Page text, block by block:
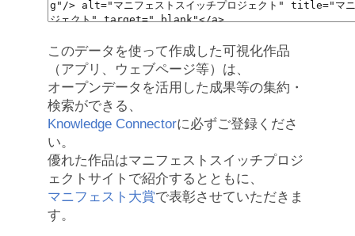
このデータを使って作成した可視化作品
（アプリ、ウェブページ等）は、
オープンデータを活用した成果等の集約・
検索ができる、
Knowledge Connectorに必ずご登録くださ
い。
優れた作品はマニフェストスイッチプロジ
ェクトサイトで紹介するとともに、
マニフェスト大賞で表彰させていただきま
す。